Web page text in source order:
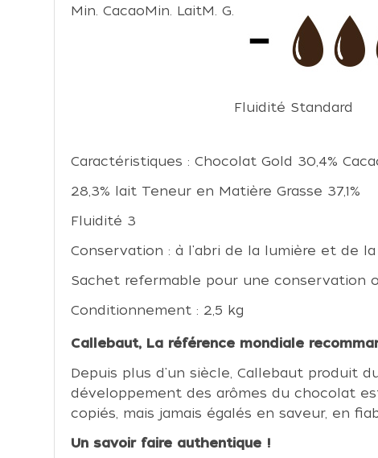
Min. CacaoMin. LaitM. G.
Fluidité Standard
Caractéristiques : Chocolat Gold 30,4%
28,3% lait Teneur en Matière Grasse 37,1%
Fluidité 3
Conservation : à l'abri de la lumière et de la
Sachet refermable pour une conservation
Conditionnement : 2,5 kg
Callebaut, La référence mondiale
Depuis plus d'un siècle, Callebaut produit
développement des arômes du chocolat
copiés, mais jamais égalés en saveur, en
Un savoir faire authentique !